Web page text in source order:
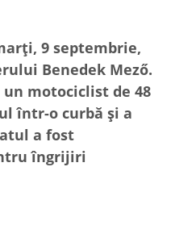
9 septembrie,
Benedek Mező.
motociclist de 48
într-o curbă și a
a fost
îngrijiri